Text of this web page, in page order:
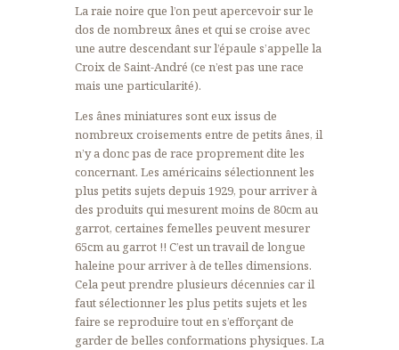
La raie noire que l’on peut apercevoir sur le
dos de nombreux ânes et qui se croise avec
une autre descendant sur l’épaule s’appelle la
Croix de Saint-André (ce n’est pas une race
mais une particularité).
Les ânes miniatures sont eux issus de
nombreux croisements entre de petits ânes, il
n’y a donc pas de race proprement dite les
concernant. Les américains sélectionnent les
plus petits sujets depuis 1929, pour arriver à
des produits qui mesurent moins de 80cm au
garrot, certaines femelles peuvent mesurer
65cm au garrot !! C’est un travail de longue
haleine pour arriver à de telles dimensions.
Cela peut prendre plusieurs décennies car il
faut sélectionner les plus petits sujets et les
faire se reproduire tout en s’efforçant de
garder de belles conformations physiques. La